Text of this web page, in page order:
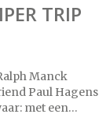
TRIP
Manck
Paul Hagens
met een…